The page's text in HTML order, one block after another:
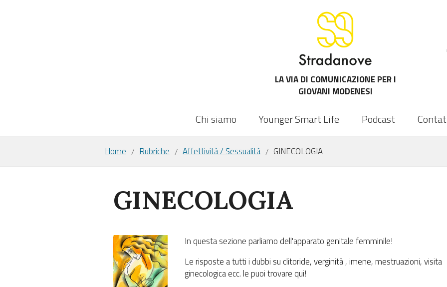
LA VIA DI COMUNICAZIONE PER I
GIOVANI MODENESI
Chi siamo Younger Smart Life Podcast
Home / Rubriche / Affettività / Sessualità / GINECOLOGIA
GINECOLOGIA
In questa sezione parliamo dell'apparato genitale femminile!
Le risposte a tutti i dubbi su clitoride, verginità , imene, mestruazioni, visita
ginecologica ecc. le puoi trovare qui!